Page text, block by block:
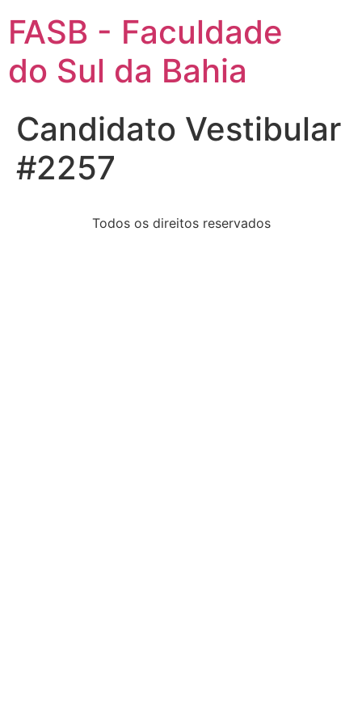
FASB - Faculdade
do Sul da Bahia
Candidato Vestibular
#2257
Todos os direitos reservados